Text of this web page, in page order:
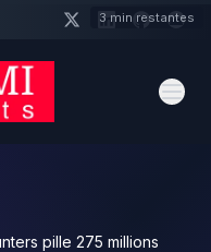
pille 275 millions
3 min restantes